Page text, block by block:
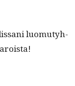
luo­mu­tyh­